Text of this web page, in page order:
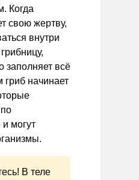
Когда
свою жертву,
внутри
заполняет всё
начинает
могут
В теле